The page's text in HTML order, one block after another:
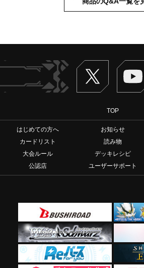
Twitter
TOP
はじめての方へ お知らせ
カードリスト
読み物
大会ルール
デッキレシピ
公認店
ユーザーサポート